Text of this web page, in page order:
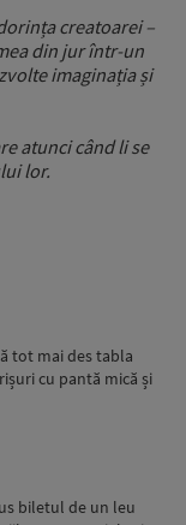
creatoarei –
din jur într-un
imaginația și
atunci când li se
lor.
tot mai des tabla
cu pantă mică și
biletul de un leu